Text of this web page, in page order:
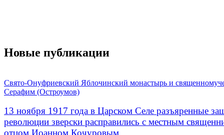
Новые публикации
Свято-Онуфриевский Яблочинский монастырь и
Серафим (Остроумов)
13 ноября 1917 года в Царском Селе разъяренные
революции зверски расправились с местным
отцом Иоанном Кочуровым